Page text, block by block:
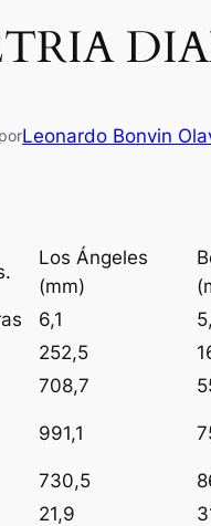
porLeonardo Bonvin
Los Ángeles
(mm)
6,1
252,5
708,7
991,1
730,5
21,9